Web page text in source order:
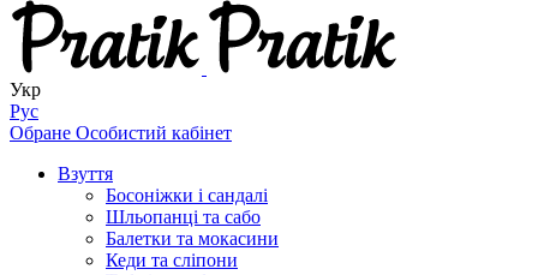
Укр
Рус
Обране Особистий кабінет
Взуття
Босоніжки і сандалі
Шльопанці та сабо
Балетки та мокасини
Кеди та сліпони